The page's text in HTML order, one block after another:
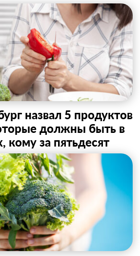
назвал 5 продуктов
должны быть в
кому за пятьдесят